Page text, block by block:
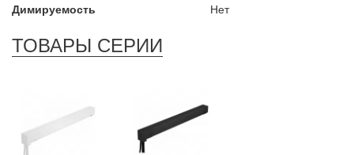
Димируемость
Нет
ТОВАРЫ СЕРИИ